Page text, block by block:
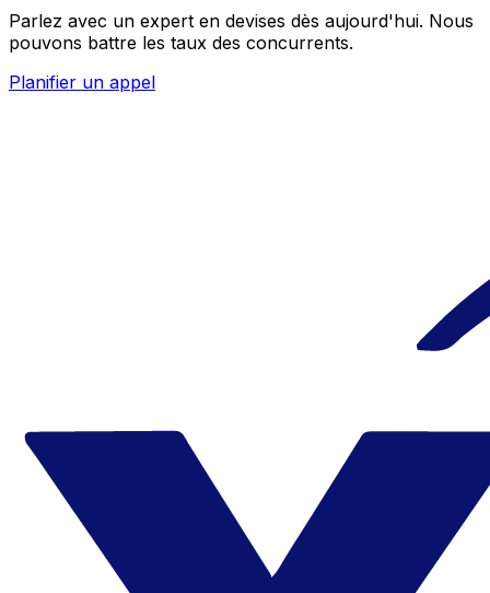
Parlez avec un expert en devises dès aujourd'hui. Nous
pouvons battre les taux des concurrents.
Planifier un appel